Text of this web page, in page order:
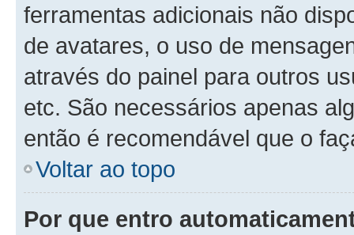
ferramentas adicionais não
de avatares, o uso de
através do painel para outros
etc. São necessários apenas
então é recomendável que o
Voltar ao topo
Por que entro